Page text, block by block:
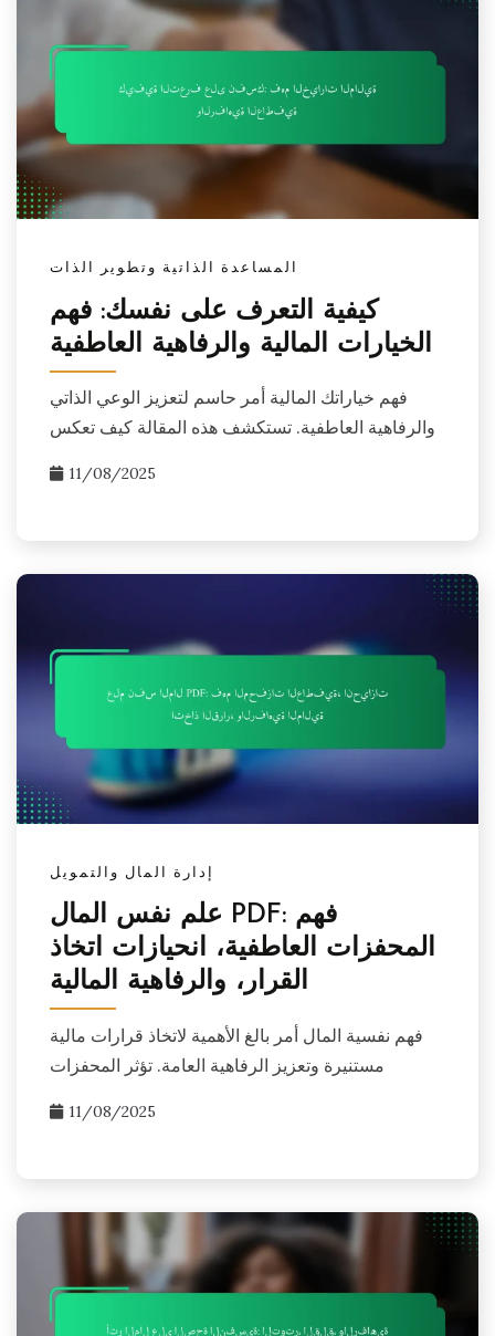
المساعدة الذاتية وتطوير الذات
كيفية التعرف على نفسك: فهم
الخيارات المالية والرفاهية العاطفية
فهم خياراتك المالية أمر حاسم لتعزيز الوعي الذاتي
والرفاهية العاطفية. تستكشف هذه المقالة كيف تعكس
11/08/2025
إدارة المال والتمويل
علم نفس المال PDF: فهم
المحفزات العاطفية، انحيازات اتخاذ
القرار، والرفاهية المالية
فهم نفسية المال أمر بالغ الأهمية لاتخاذ قرارات مالية
مستنيرة وتعزيز الرفاهية العامة. تؤثر المحفزات
11/08/2025